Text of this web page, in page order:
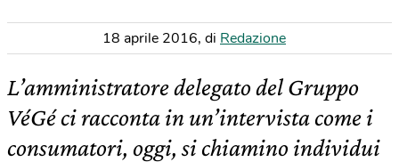
18 aprile 2016, di Redazione
L’amministratore delegato del Gruppo
VéGé ci racconta in un’intervista come i
consumatori, oggi, si chiamino individui